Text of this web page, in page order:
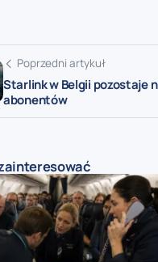
Poprzedni artykuł
Starlink w Belgii pozostaje
abonentów